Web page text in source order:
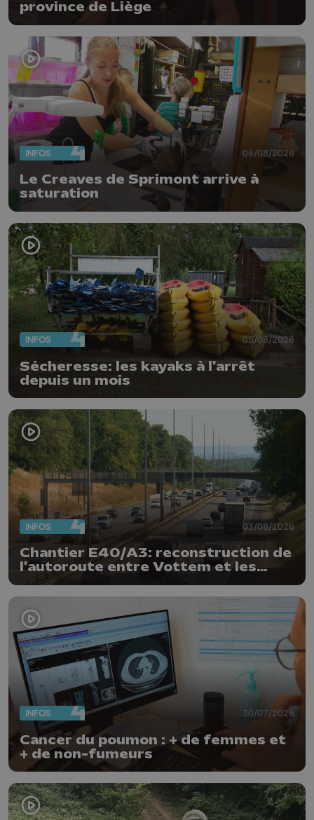
province de Liège
INFOS 06/08/2026
Le Creaves de Sprimont arrive à
saturation
INFOS 05/08/2026
Sécheresse: les kayaks à l'arrêt
depuis un mois
INFOS 03/08/2026
Chantier E40/A3: reconstruction de
l'autoroute entre Vottem et les
Hauts-Sarts en direction d'Aix
INFOS 30/07/2026
Cancer du poumon : + de femmes et
+ de non-fumeurs